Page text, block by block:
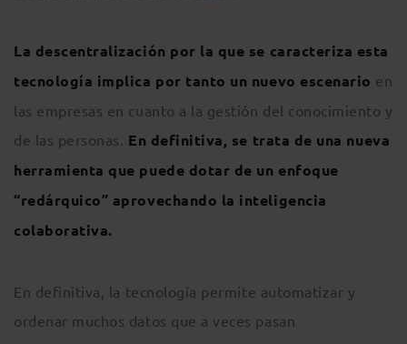
La descentralización por la que se caracteriza esta
tecnología implica por tanto un nuevo escenario en
las empresas en cuanto a la gestión del conocimiento y
de las personas. En definitiva, se trata de una nueva
herramienta que puede dotar de un enfoque
“redárquico” aprovechando la inteligencia
colaborativa.
En definitiva, la tecnología permite automatizar y
ordenar muchos datos que a veces pasan